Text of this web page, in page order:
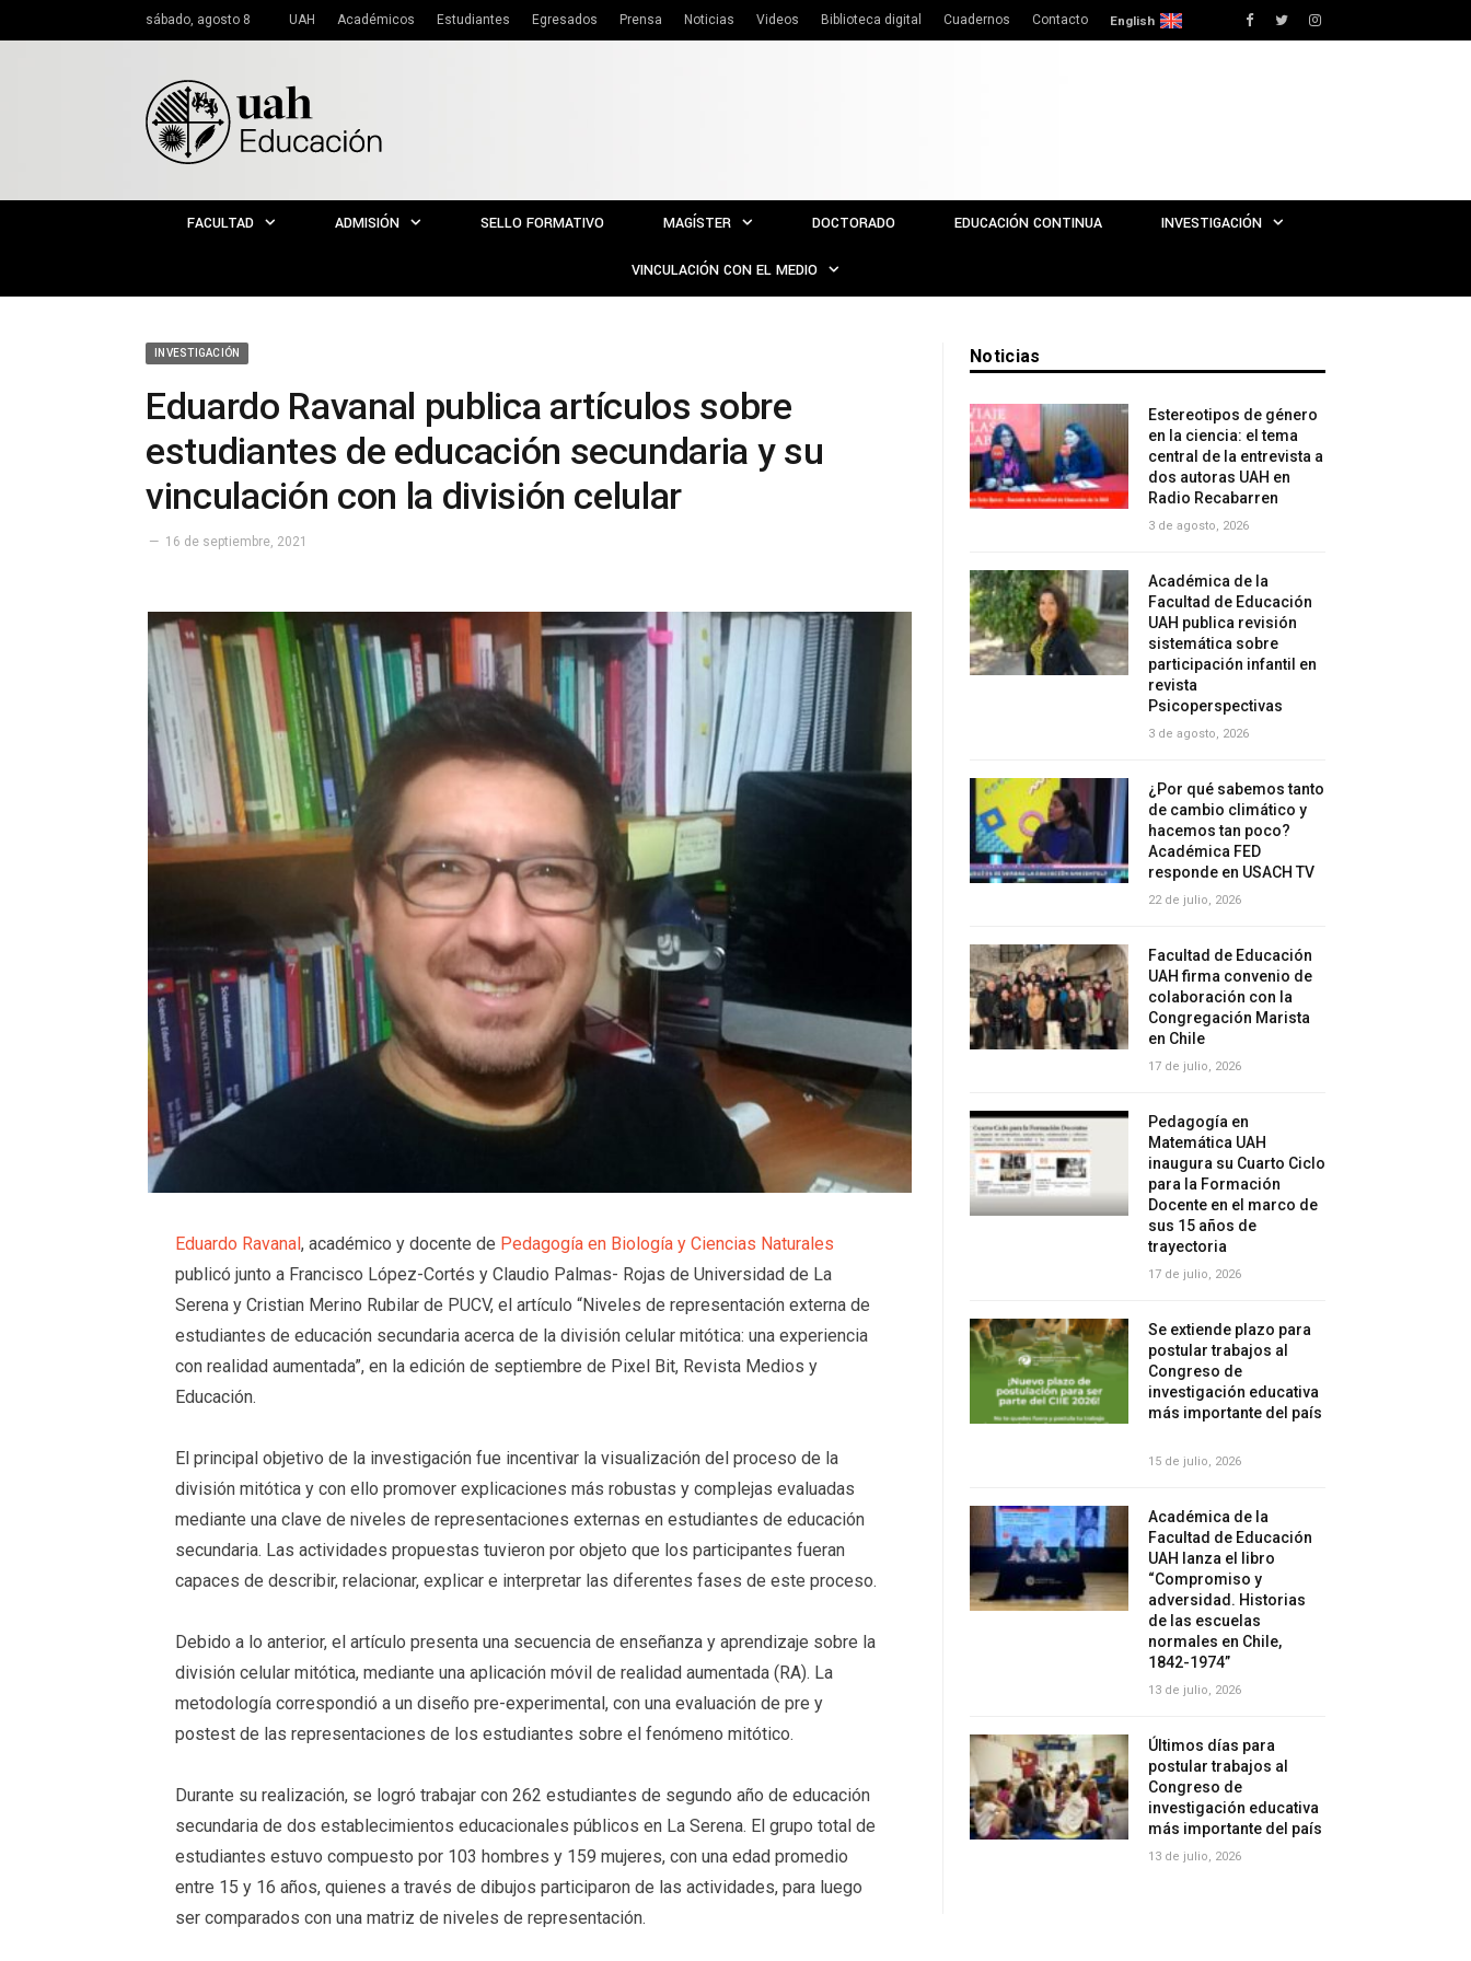
sábado, agosto 8 UAH Académicos Estudiantes Egresados Prensa Noticias Videos Biblioteca digital Cuadernos Contacto English Facebook
TwitterInstagram
FACULTAD ADMISIÓN SELLO FORMATIVO MAGÍSTER DOCTORADO EDUCACIÓN CONTINUA INVESTIGACIÓN
VINCULACIÓN CON EL MEDIO
INVESTIGACIÓN
Eduardo Ravanal publica artículos sobre
estudiantes de educación secundaria y su
vinculación con la división celular
16 de septiembre, 2021
Eduardo Ravanal, académico y docente de Pedagogía en Biología y Ciencias Naturales
publicó junto a Francisco López-Cortés y Claudio Palmas- Rojas de Universidad de La
Serena y Cristian Merino Rubilar de PUCV, el artículo “Niveles de representación externa de
estudiantes de educación secundaria acerca de la división celular mitótica: una experiencia
con realidad aumentada”, en la edición de septiembre de Pixel Bit, Revista Medios y
Educación.
El principal objetivo de la investigación fue incentivar la visualización del proceso de la
división mitótica y con ello promover explicaciones más robustas y complejas evaluadas
mediante una clave de niveles de representaciones externas en estudiantes de educación
secundaria. Las actividades propuestas tuvieron por objeto que los participantes fueran
capaces de describir, relacionar, explicar e interpretar las diferentes fases de este proceso.
Debido a lo anterior, el artículo presenta una secuencia de enseñanza y aprendizaje sobre la
división celular mitótica, mediante una aplicación móvil de realidad aumentada (RA). La
metodología correspondió a un diseño pre-experimental, con una evaluación de pre y
postest de las representaciones de los estudiantes sobre el fenómeno mitótico.
Durante su realización, se logró trabajar con 262 estudiantes de segundo año de educación
secundaria de dos establecimientos educacionales públicos en La Serena. El grupo total de
estudiantes estuvo compuesto por 103 hombres y 159 mujeres, con una edad promedio
entre 15 y 16 años, quienes a través de dibujos participaron de las actividades, para luego
ser comparados con una matriz de niveles de representación.
Noticias
Estereotipos de género
en la ciencia: el tema
central de la entrevista a
dos autoras UAH en
Radio Recabarren
3 de agosto, 2026
Académica de la
Facultad de Educación
UAH publica revisión
sistemática sobre
participación infantil en
revista
Psicoperspectivas
3 de agosto, 2026
¿Por qué sabemos tanto
de cambio climático y
hacemos tan poco?
Académica FED
responde en USACH TV
22 de julio, 2026
Facultad de Educación
UAH firma convenio de
colaboración con la
Congregación Marista
en Chile
17 de julio, 2026
Pedagogía en
Matemática UAH
inaugura su Cuarto Ciclo
para la Formación
Docente en el marco de
sus 15 años de
trayectoria
17 de julio, 2026
Se extiende plazo para
postular trabajos al
Congreso de
investigación educativa
más importante del país
15 de julio, 2026
Académica de la
Facultad de Educación
UAH lanza el libro
“Compromiso y
adversidad. Historias
de las escuelas
normales en Chile,
1842-1974”
13 de julio, 2026
Últimos días para
postular trabajos al
Congreso de
investigación educativa
más importante del país
13 de julio, 2026